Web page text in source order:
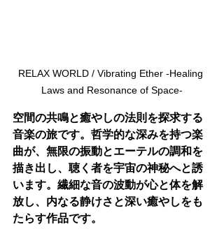
RELAX WORLD / Vibrating Ether -Healing
Laws and Resonance of Space-
空間の共鳴と癒やしの法則を探求する
音楽の旅です。哲学的な深みを持つ楽
曲が、無限の振動とエーテルの調和を
描き出し、聴く者を宇宙の神秘へと誘
います。繊細な音の波動が心と体を解
放し、内なる静けさと深い癒やしをも
たらす作品です。